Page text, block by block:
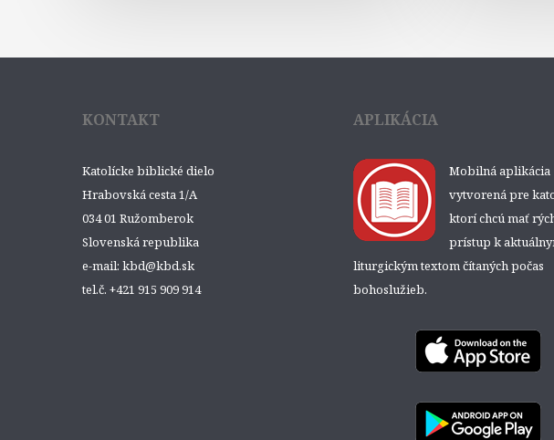
KONTAKT
Katolícke biblické dielo
Hrabovská cesta 1/A
034 01 Ružomberok
Slovenská republika
e-mail: kbd@kbd.sk
tel.č. +421 915 909 914
APLIKÁCIA
Mobilná aplikácia
vytvorená pre
ktorí chcú mať
prístup k
liturgickým textom čítaných počas
bohoslužieb.